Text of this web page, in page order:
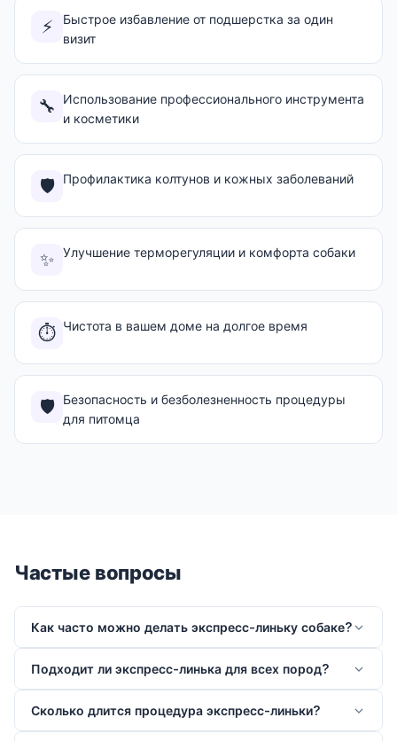
⚡
Быстрое избавление от подшерстка за один
визит
🔧
Использование профессионального инструмента
и косметики
🛡️ Профилактика колтунов и кожных заболеваний
✨ Улучшение терморегуляции и комфорта собаки
⏱️ Чистота в вашем доме на долгое время
🛡️
Безопасность и безболезненность процедуры
для питомца
Частые вопросы
Как часто можно делать экспресс-линьку собаке?
Подходит ли экспресс-линька для всех пород?
Сколько длится процедура экспресс-линьки?